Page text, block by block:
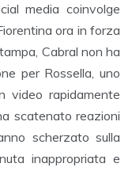
media coinvolge
ora in forza
Cabral non ha
per Rossella, uno
video rapidamente
scatenato reazioni
scherzato sulla
inappropriata e